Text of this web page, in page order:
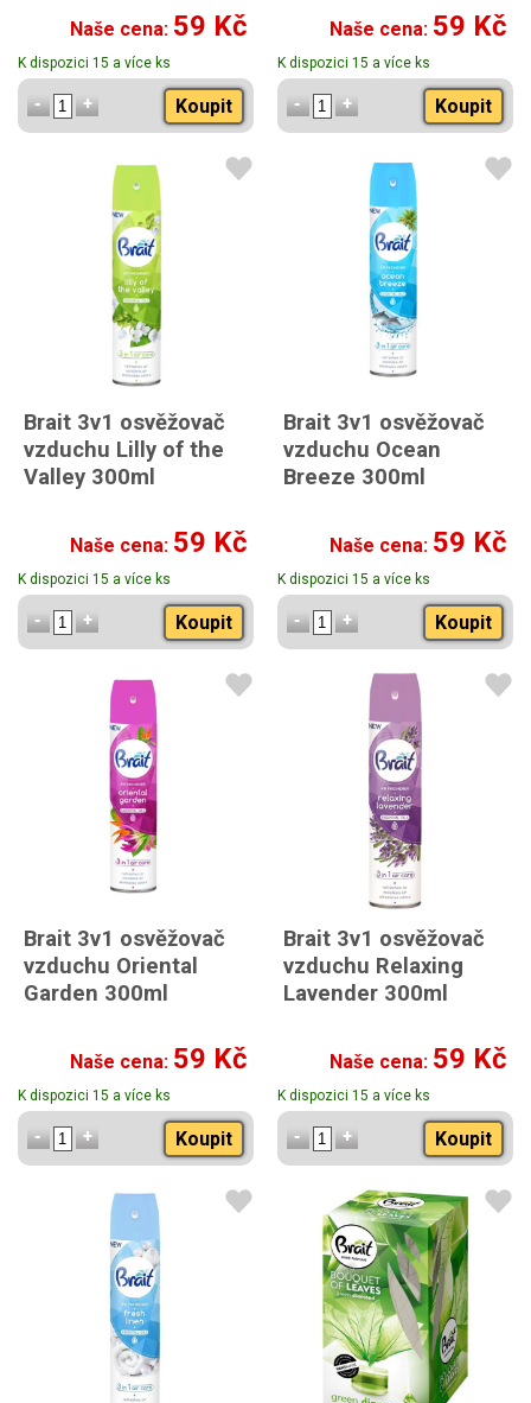
Naše cena: 59 Kč
K dispozici 15 a více ks
Koupit
Naše cena: 59 Kč
K dispozici 15 a více ks
Koupit
Brait 3v1 osvěžovač
vzduchu Lilly of the
Valley 300ml
Naše cena: 59 Kč
K dispozici 15 a více ks
Koupit
Brait 3v1 osvěžovač
vzduchu Ocean
Breeze 300ml
Naše cena: 59 Kč
K dispozici 15 a více ks
Koupit
Brait 3v1 osvěžovač
vzduchu Oriental
Garden 300ml
Naše cena: 59 Kč
K dispozici 15 a více ks
Koupit
Brait 3v1 osvěžovač
vzduchu Relaxing
Lavender 300ml
Naše cena: 59 Kč
K dispozici 15 a více ks
Koupit